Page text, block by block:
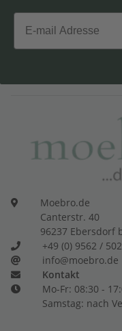
Email
Moebro.de
Canterstr. 40
96237 Ebersdorf
+49 (0) 9562 /
info@moebro.de
Kontakt
Mo-Fr: 08:30 -
Samstag: nach